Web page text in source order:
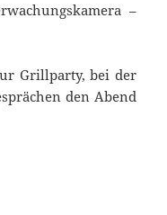
–
Grillparty, bei der
den Abend